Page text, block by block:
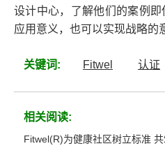
设计中心，了解他们的案例
应用意义，也可以实现战略的
关键词: Fitwel 认证
相关阅读:
Fitwel(R)为健康社区树立标准